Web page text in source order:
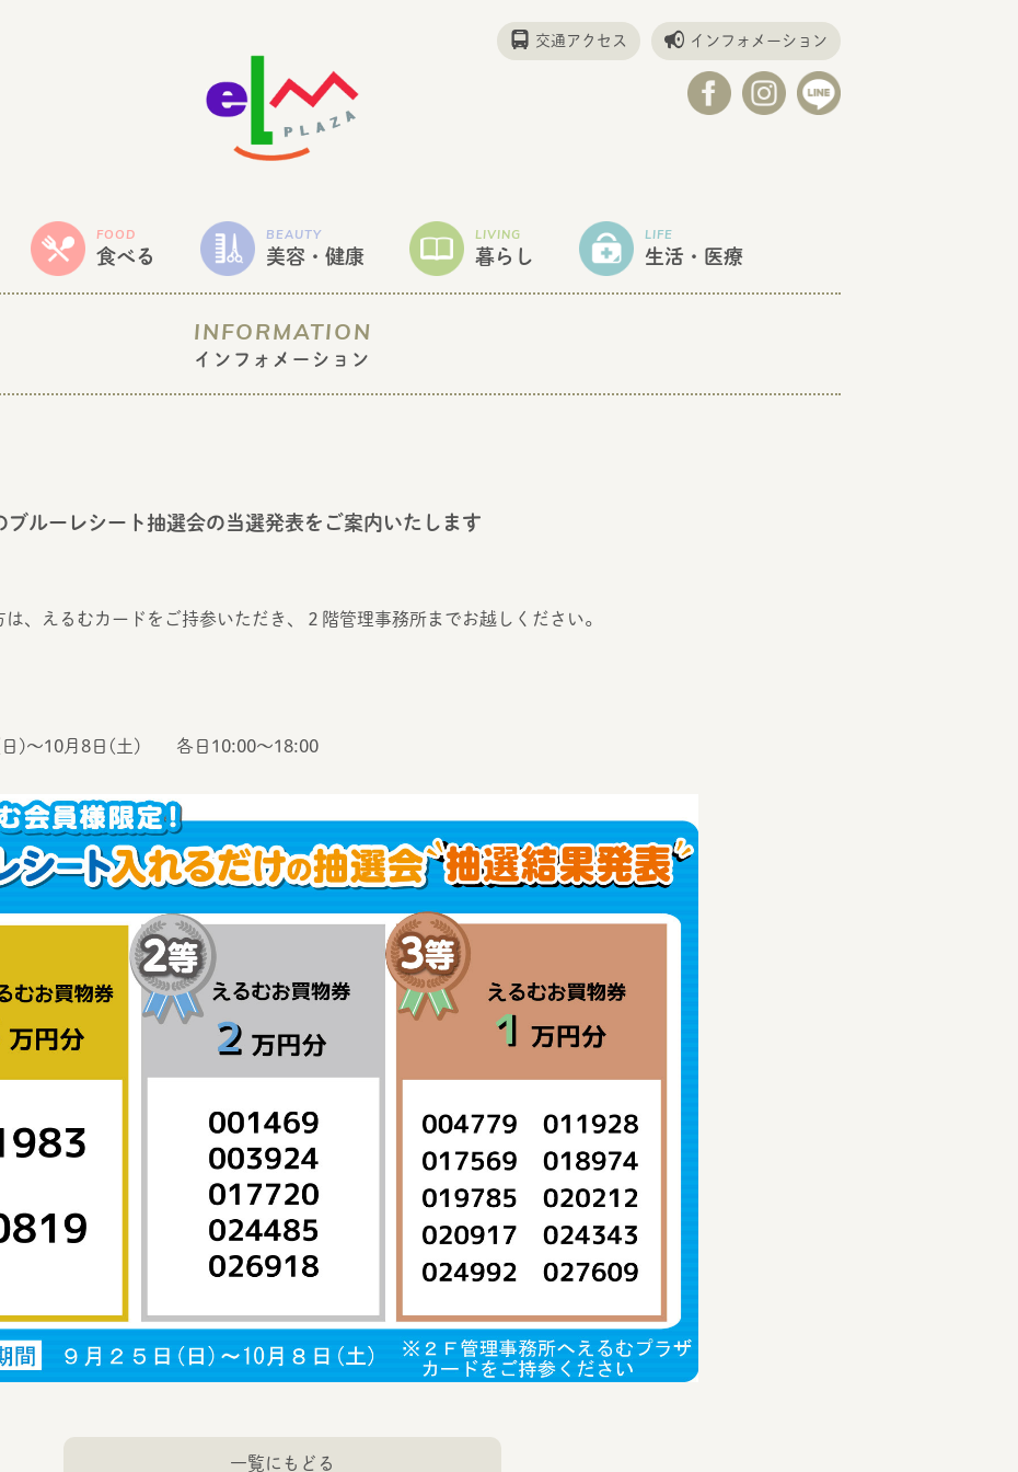
交通アクセス インフォメーション
FOOD
食べる
BEAUTY
美容・健康
LIVING
暮らし
LIFE
生活・医療
INFORMATION
インフォメーション
ブルーレシート抽選会の当選発表をご案内いたします
は、えるむカードをご持参いただき、２階管理事務所までお越しください。
日)～10月8日(土) 各日10:00～18:00
一覧にもどる